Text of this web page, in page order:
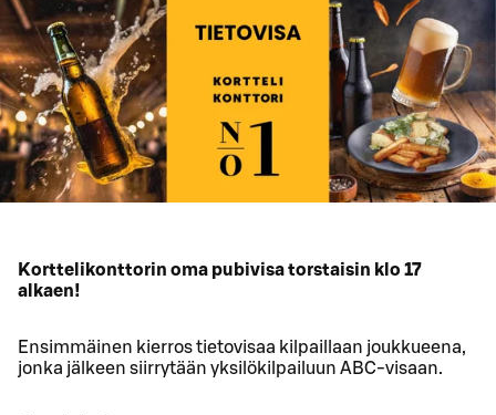
Korttelikonttorin oma pubivisa torstaisin klo 17
alkaen!
Ensimmäinen kierros tietovisaa kilpaillaan joukkueena,
jonka jälkeen siirrytään yksilökilpailuun ABC-visaan.